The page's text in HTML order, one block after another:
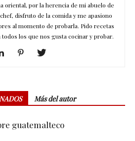
oriental, por la herencia de mi abuelo de
disfruto de la comida y me apasiono
al momento de probarla. Pido recetas
los que nos gusta cocinar y probar.
Más del autor
guatemalteco